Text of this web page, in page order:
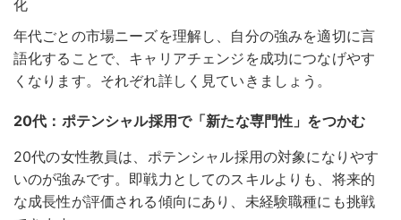
化
年代ごとの市場ニーズを理解し、自分の強みを適切に言
語化することで、キャリアチェンジを成功につなげやす
くなります。それぞれ詳しく見ていきましょう。
20代：ポテンシャル採用で「新たな専門性」をつかむ
20代の女性教員は、ポテンシャル採用の対象になりやす
いのが強みです。即戦力としてのスキルよりも、将来的
な成長性が評価される傾向にあり、未経験職種にも挑戦